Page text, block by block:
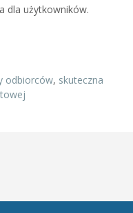
dla użytkowników.
odbiorców, skuteczna